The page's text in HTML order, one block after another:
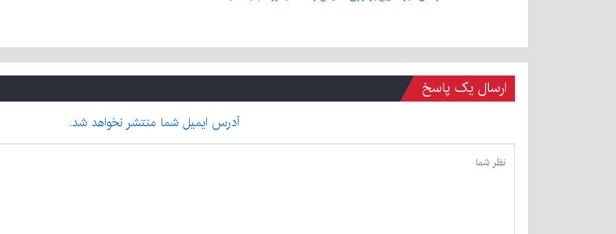
ارسال یک پاسخ
آدرس ایمیل شما منتشر نخواهد شد.